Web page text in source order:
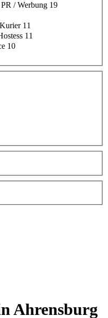
/ Werbung 19
11
11
10
Ahrensburg